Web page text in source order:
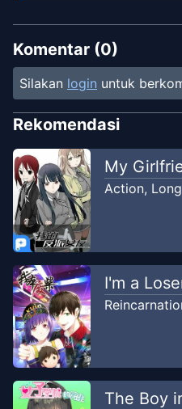
Komentar (0)
Silakan login untuk
Rekomendasi
My
Action,
I'm a
The Boy